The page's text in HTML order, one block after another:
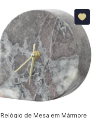
Relógio de Mesa em Mármore